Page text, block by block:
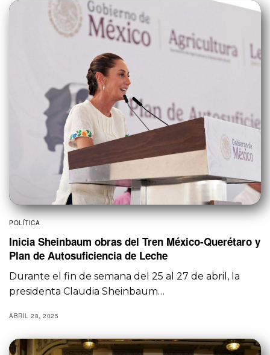
POLÍTICA
Inicia Sheinbaum obras del Tren México-Querétaro y
Plan de Autosuficiencia de Leche
Durante el fin de semana del 25 al 27 de abril, la
presidenta Claudia Sheinbaum…
ABRIL 28, 2025